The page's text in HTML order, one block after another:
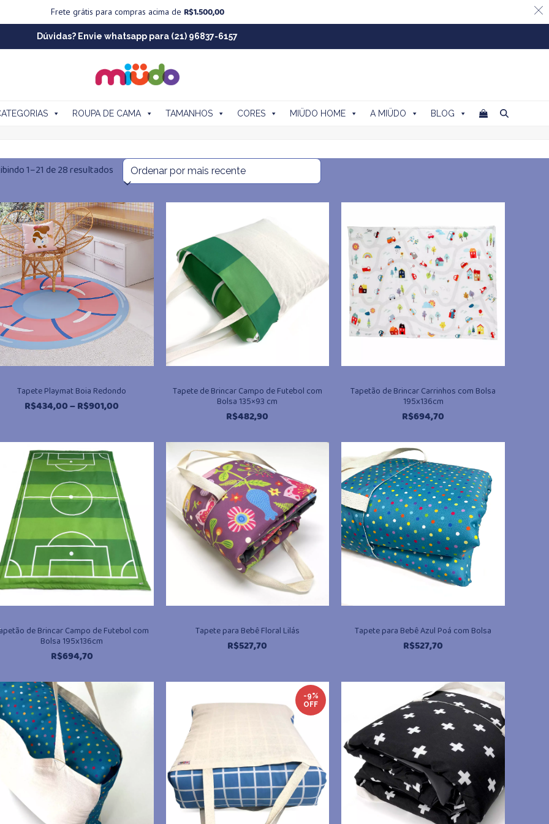
Frete grátis para compras acima de R$1.500,00
Dúvidas? Envie whatsapp para (21) 96837-6157
ROUPA DE CAMA TAMANHOS CORES MIÜDO HOME A MIÜDO
BLOG
1–21 de 28 resultados Classificado
mais
recente
Tapete Playmat Boia Redondo
R$434,00–R$901,00
R$434,00
R$901,00
Tapete de Brincar Campo de Futebol com
Bolsa 135×93 cm
R$482,90
Tapetão de Brincar Carrinhos com Bolsa
195x136cm
R$694,70
de Brincar Campo de Futebol com
Bolsa 195x136cm
R$694,70
Tapete para Bebê Floral Lilás
R$527,70
Tapete para Bebê Azul Poá com Bolsa
R$527,70
-9%
OFF